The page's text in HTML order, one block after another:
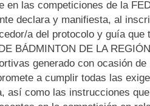
en las competiciones de la
declara y manifiesta, al
a del protocolo y guía que
BÁDMINTON DE LA
generado con ocasión
a cumplir todas las
así como las instrucciones